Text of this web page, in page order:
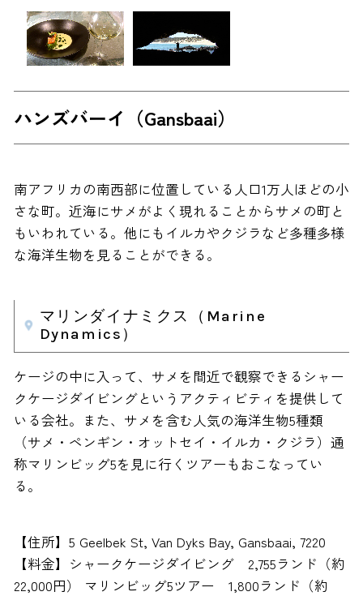
ハンズバーイ（Gansbaai）
南アフリカの南西部に位置している人口1万人ほどの小
さな町。近海にサメがよく現れることからサメの町と
もいわれている。他にもイルカやクジラなど多種多様
な海洋生物を見ることができる。
マリンダイナミクス（Marine
Dynamics）
ケージの中に入って、サメを間近で観察できるシャー
クケージダイビングというアクティビティを提供して
いる会社。また、サメを含む人気の海洋生物5種類
（サメ・ペンギン・オットセイ・イルカ・クジラ）通
称マリンビッグ5を見に行くツアーもおこなってい
る。
【住所】5 Geelbek St, Van Dyks Bay, Gansbaai, 7220
【料金】シャークケージダイビング 2,755ランド（約
22,000円） マリンビッグ5ツアー 1,800ランド（約